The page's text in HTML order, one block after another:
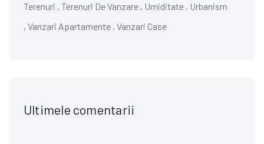
Terenuri , Terenuri De Vanzare , Umiditate , Urbanism
, Vanzari Apartamente , Vanzari Case
Ultimele comentarii